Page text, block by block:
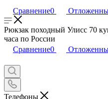
Сравнение0
Рюкзак походный Улисс 70
часа по России
Сравнение0
Телефоны